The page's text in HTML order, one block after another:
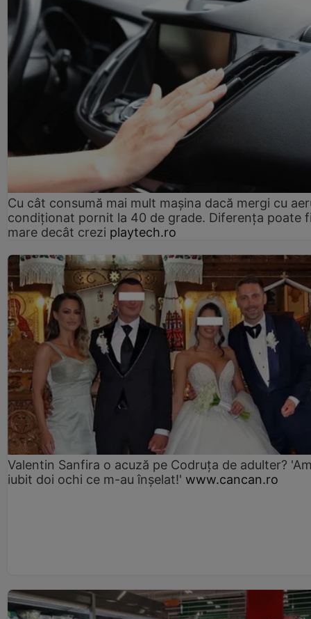
Cu cât consumă mai mult mașina dacă mergi cu
condiționat pornit la 40 de grade. Diferența poate
mare decât crezi playtech.ro
Valentin Sanfira o acuză pe Codruța de adulter?
iubit doi ochi ce m-au înșelat!' www.cancan.ro